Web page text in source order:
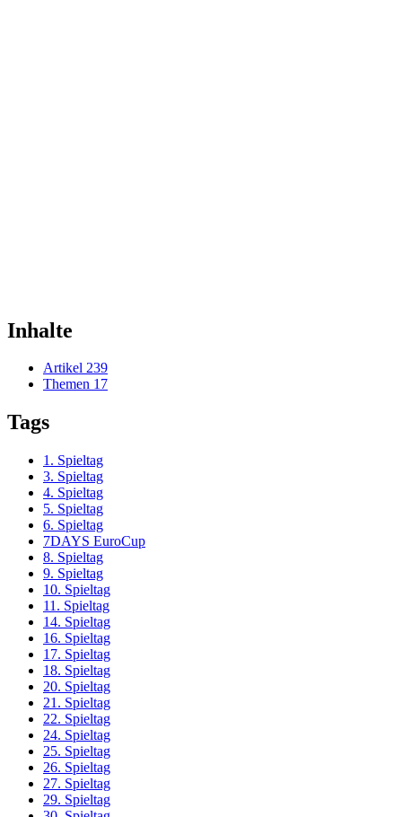
Inhalte
Artikel 239
Themen 17
Tags
1. Spieltag
3. Spieltag
4. Spieltag
5. Spieltag
6. Spieltag
7DAYS EuroCup
8. Spieltag
9. Spieltag
10. Spieltag
11. Spieltag
14. Spieltag
16. Spieltag
17. Spieltag
18. Spieltag
20. Spieltag
21. Spieltag
22. Spieltag
24. Spieltag
25. Spieltag
26. Spieltag
27. Spieltag
29. Spieltag